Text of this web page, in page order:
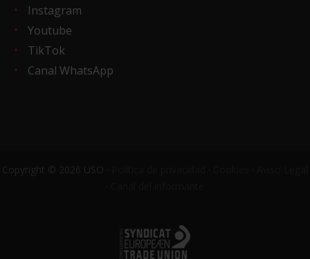
Instagram
Youtube
TikTok
Canal WhatsApp
Copyright © 2026 USO ·